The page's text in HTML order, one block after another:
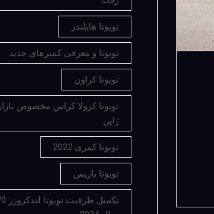
تویوتا هایلندر
تویوتا و معرفی کمپرهای جدید
تویوتا کراون
تویوتا کرولا کراس مخصوص بازار
ژاپن
تویوتا کمری 2022
تویوتا یاریس